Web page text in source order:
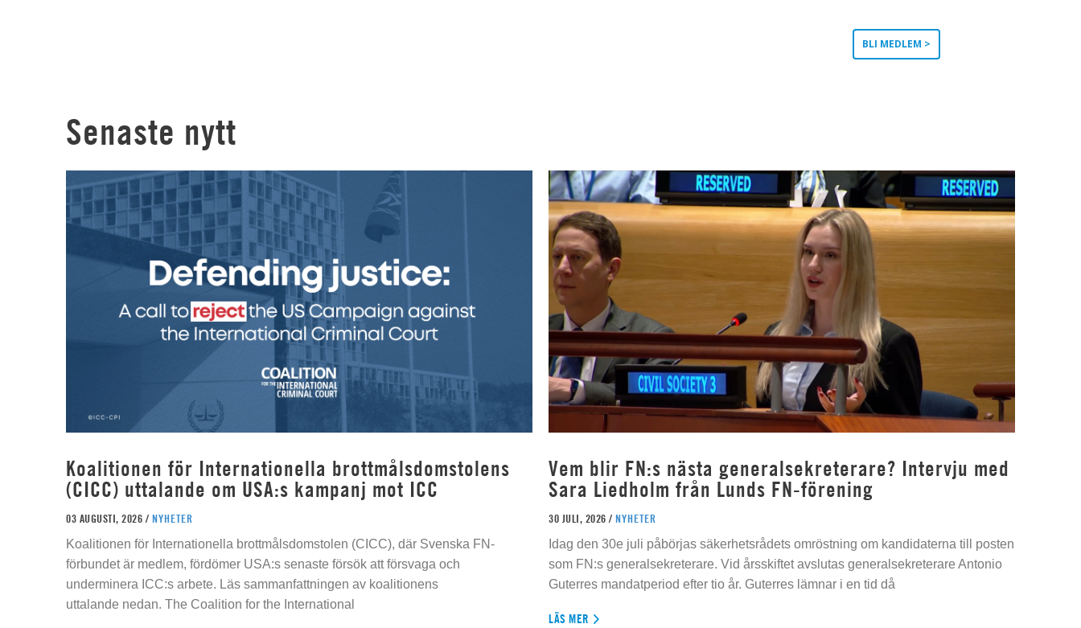
BLI MEDLEM >
Senaste nytt
Koalitionen för Internationella brottmålsdomstolens
(CICC) uttalande om USA:s kampanj mot ICC
03 AUGUSTI, 2026 / NYHETER
Koalitionen för Internationella brottmålsdomstolen (CICC), där Svenska FN-
förbundet är medlem, fördömer USA:s senaste försök att försvaga och
underminera ICC:s arbete. Läs sammanfattningen av koalitionens
uttalande nedan. The Coalition for the International
Vem blir FN:s nästa generalsekreterare? Intervju med
Sara Liedholm från Lunds FN-förening
30 JULI, 2026 / NYHETER
Idag den 30e juli påbörjas säkerhetsrådets omröstning om kandidaterna till posten
som FN:s generalsekreterare. Vid årsskiftet avslutas generalsekreterare Antonio
Guterres mandatperiod efter tio år. Guterres lämnar i en tid då
LÄS MER